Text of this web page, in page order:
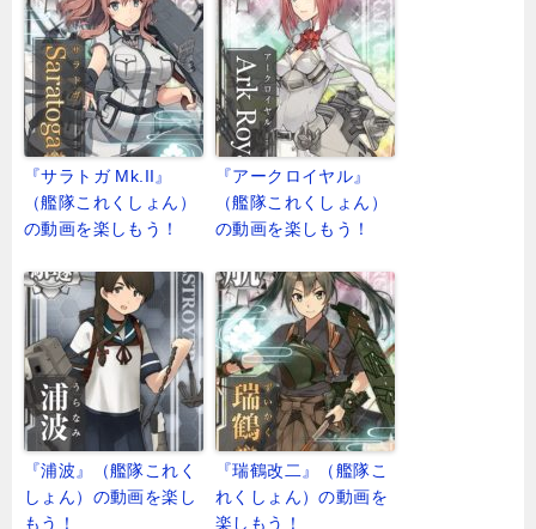
『サラトガ Mk.II』
（艦隊これくしょん）
の動画を楽しもう！
『アークロイヤル』
（艦隊これくしょん）
の動画を楽しもう！
『浦波』（艦隊これく
しょん）の動画を楽し
もう！
『瑞鶴改二』（艦隊こ
れくしょん）の動画を
楽しもう！